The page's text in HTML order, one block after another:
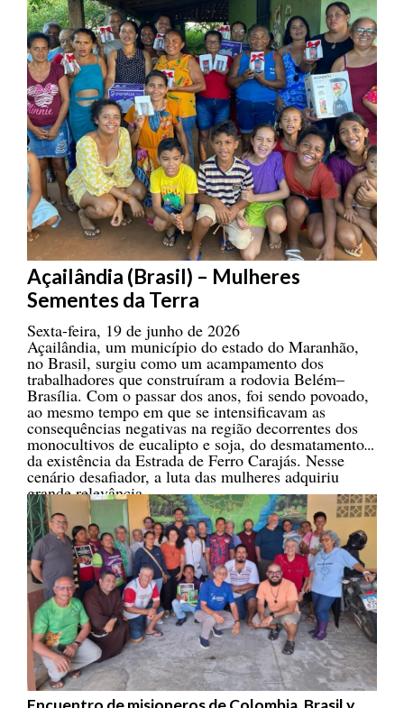
Açailândia (Brasil) – Mulheres
Sementes da Terra
Sexta-feira, 19 de junho de 2026
Açailândia, um município do estado do Maranhão,
no Brasil, surgiu como um acampamento dos
trabalhadores que construíram a rodovia Belém–
Brasília. Com o passar dos anos, foi sendo povoado,
ao mesmo tempo em que se intensificavam as
consequências negativas na região decorrentes dos
monocultivos de eucalipto e soja, do desmatamento e
da existência da Estrada de Ferro Carajás. Nesse
cenário desafiador, a luta das mulheres adquiriu
grande relevância.
Encuentro de misioneros de Colombia, Brasil y